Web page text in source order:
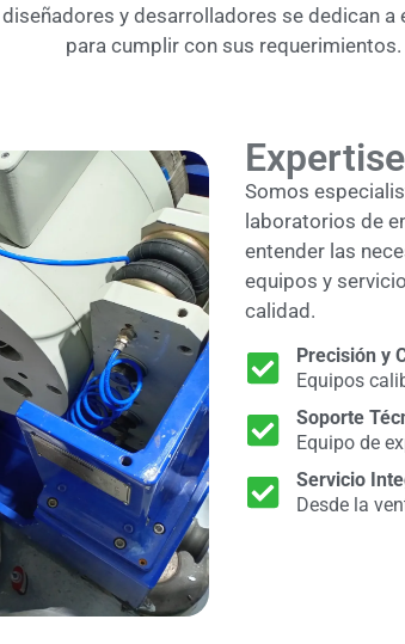
y desarrolladores se dedican
para cumplir con sus requerimientos.
Somos
laboratorios de
entender las
equipos y
calidad.
Precisión y
Equipos
Soporte
Equipo de
Servicio
Desde la